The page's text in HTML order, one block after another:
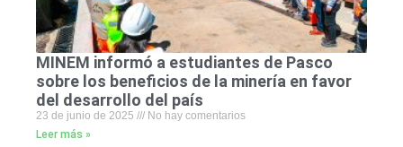
MINEM informó a estudiantes de Pasco
sobre los beneficios de la minería en favor
del desarrollo del país
23 de junio de 2025
No hay comentarios
Leer más »